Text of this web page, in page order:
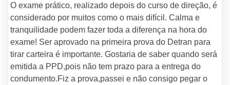
O exame prático, realizado depois do curso de direção, é
considerado por muitos como o mais difícil. Calma e
tranquilidade podem fazer toda a diferença na hora do
exame! Ser aprovado na primeira prova do Detran para
tirar carteira é importante. Gostaria de saber quando será
emitida a PPD,pois não tem prazo para a entrega do
condumento.Fiz a prova,passei e não consigo pegar o